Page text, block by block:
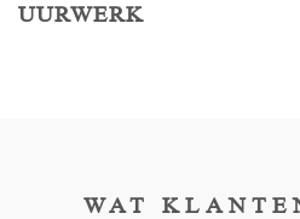
UURWERK
WAT